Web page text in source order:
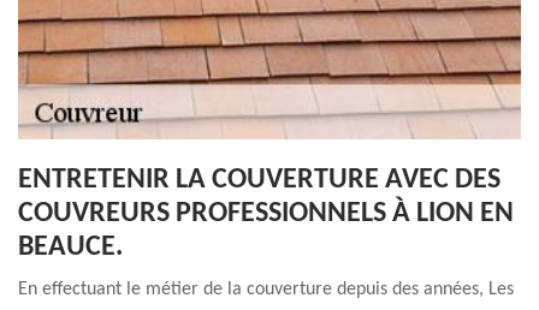
ENTRETENIR LA COUVERTURE AVEC DES
COUVREURS PROFESSIONNELS À LION EN
BEAUCE.
En effectuant le métier de la couverture depuis des années, Les